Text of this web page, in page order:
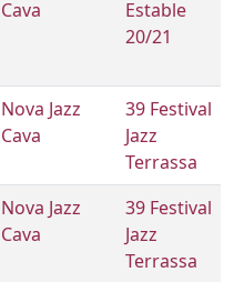
Cava
Estable
20/21
Nova Jazz
Cava
39 Festival
Jazz
Terrassa
Nova Jazz
Cava
39 Festival
Jazz
Terrassa